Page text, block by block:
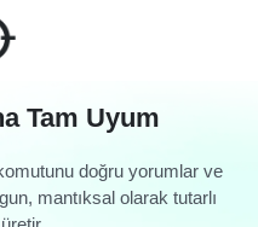
Tam Uyum
doğru yorumlar ve
mantıksal olarak tutarlı